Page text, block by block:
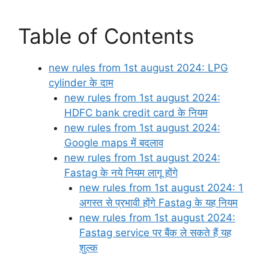
Table of Contents
new rules from 1st august 2024: LPG
cylinder के दाम
new rules from 1st august 2024:
HDFC bank credit card के नियम
new rules from 1st august 2024:
Google maps में बदलाव
new rules from 1st august 2024:
Fastag के नये नियम लागू होंगे
new rules from 1st august 2024: 1
अगस्त से प्रभावी होंगे Fastag के यह नियम
new rules from 1st august 2024:
Fastag service पर बैंक ले सकते हैं यह
शुल्क